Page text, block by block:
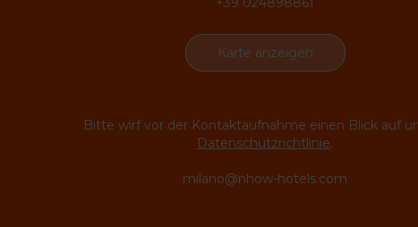
Karte anzeigen
Bitte wirf vor der Kontaktaufnahme einen Blick auf
Datenschutzrichtlinie.
milano@nhow-hotels.com